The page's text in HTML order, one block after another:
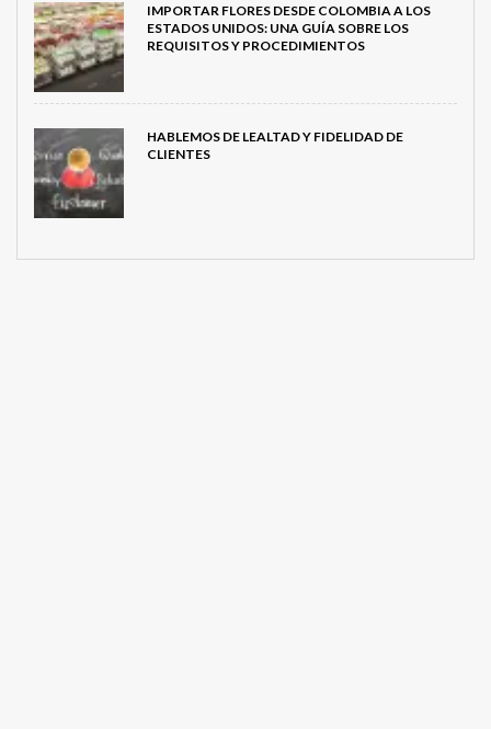
IMPORTAR FLORES DESDE COLOMBIA A LOS
ESTADOS UNIDOS: UNA GUÍA SOBRE LOS
REQUISITOS Y PROCEDIMIENTOS
HABLEMOS DE LEALTAD Y FIDELIDAD DE
CLIENTES